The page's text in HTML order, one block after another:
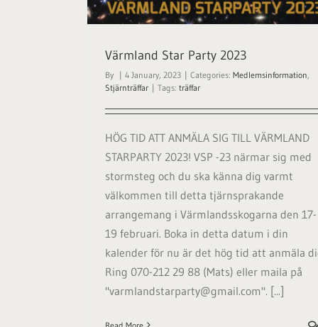
Värmland Star Party 2023
By | 4 January, 2023 | Categories: Medlemsinformation
Stjärnträffar | Tags: träffar
HÖG TID ATT ANMÄLA SIG TILL VÄRMLAND
STARPARTY 2023! VSP -23 närmar sig med
stormsteg och du ska känna dig varmt
välkommen till detta tjärnsprakande
arrangemang i Värmlandsskogarna den 17-
19 februari. Boka in detta datum i din
kalender för nu är det hög tid att anmäla
Ring 070-212 29 88 (Mats) eller maila på
"varmlandstarparty@gmail.com". [...]